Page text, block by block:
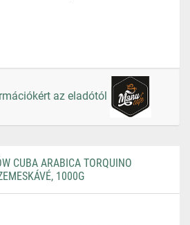
az eladótól
CUBA ARABICA TORQUINO
1000G